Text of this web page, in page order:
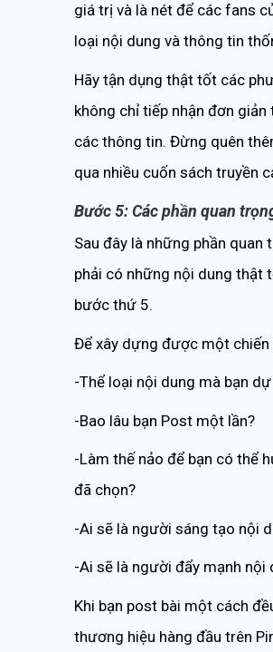
giá trị và là nét để các fans
loại nội dung và thông tin
Hãy tận dụng thật tốt các
không chỉ tiếp nhận đơn
các thông tin. Đừng quên
qua nhiều cuốn sách truyền
Bước 5: Các phần quan
Sau đây là những phần
phải có những nội dung thật
bước thứ 5.
Để xây dựng được một chiến
-Thể loại nội dung mà bạn
-Bao lâu bạn Post một lần?
-Làm thế nảo để bạn có thể
đã chọn?
-Ai sẽ là người sáng tạo nội
-Ai sẽ là người đẩy mạnh nội
Khi bạn post bài một cách
thương hiệu hàng đầu trên